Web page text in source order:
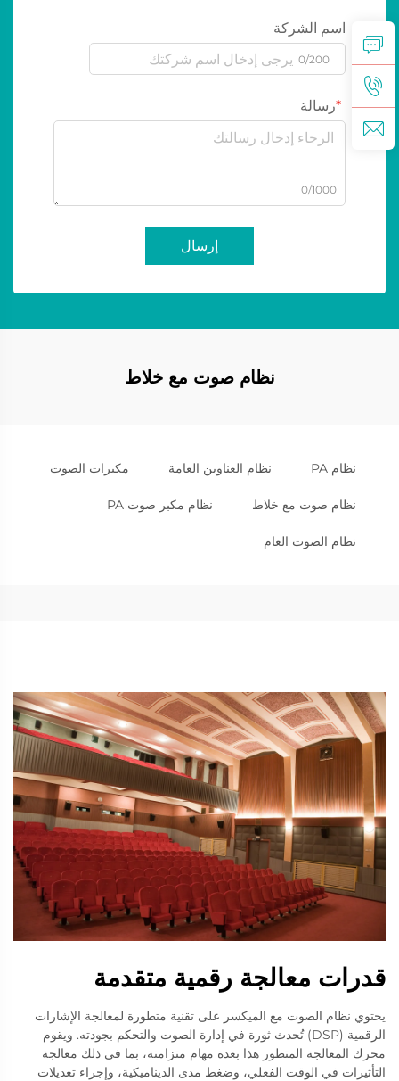
اسم الشركة
0/200
رسالة
0/1000
إرسال
نظام صوت مع خلاط
نظام PA نظام العناوين العامة مكبرات الصوت
نظام صوت مع خلاط نظام مكبر صوت PA
نظام الصوت العام
قدرات معالجة رقمية متقدمة
يحتوي نظام الصوت مع الميكسر على تقنية متطورة لمعالجة الإشارات
الرقمية (DSP) تُحدث ثورة في إدارة الصوت والتحكم بجودته. ويقوم
محرك المعالجة المتطور هذا بعدة مهام متزامنة، بما في ذلك معالجة
التأثيرات في الوقت الفعلي، وضغط مدى الديناميكية، وإجراء تعديلات